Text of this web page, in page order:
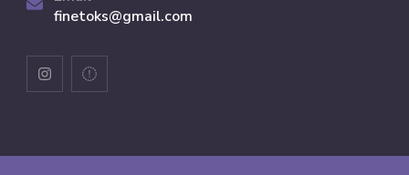
finetoks@gmail.com